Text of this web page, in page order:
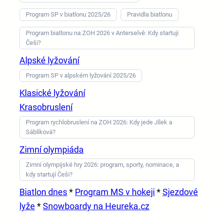
Program SP v biatlonu 2025/26 Pravidla biatlonu
Program biatlonu na ZOH 2026 v Anterselvě: Kdy startuji
Češi?
Alpské lyžování
Program SP v alpském lyžování 2025/26
Klasické lyžování
Krasobruslení
Program rychlobruslení na ZOH 2026: Kdy jede Jílek a
Sáblíková?
Zimní olympiáda
Zimní olympijské hry 2026: program, sporty, nominace, a
kdy startují Češi?
Biatlon dnes* Program MS v hokeji *Sjezdové
lyže *Snowboardy na Heureka.cz